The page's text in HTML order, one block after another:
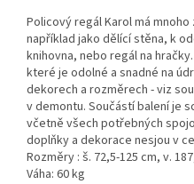
Policový regál Karol má
například jako dělící stěna, k
knihovna, nebo regál na
které je odolné a snadné na
dekorech a rozměrech - viz
v demontu. Součástí balení je
včetně všech potřebných
doplňky a dekorace nesjou v
Rozměry : š. 72,5-125 cm, v.
Váha: 60 kg